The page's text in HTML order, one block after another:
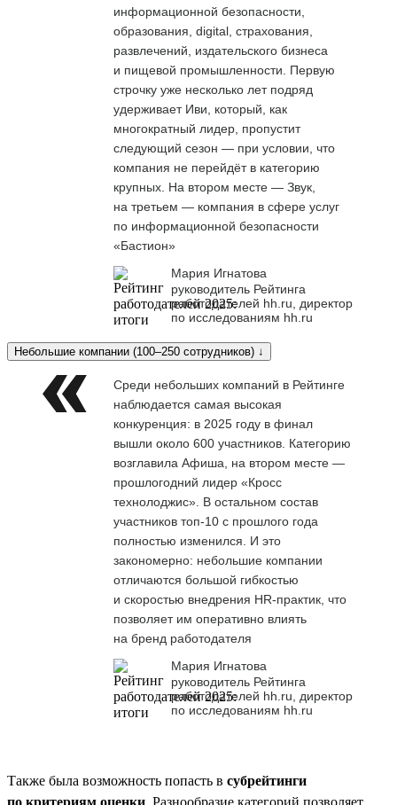
информационной безопасности,
образования, digital, страхования,
развлечений, издательского бизнеса
и пищевой промышленности. Первую
строчку уже несколько лет подряд
удерживает Иви, который, как
многократный лидер, пропустит
следующий сезон — при условии, что
компания не перейдёт в категорию
крупных. На втором месте — Звук,
на третьем — компания в сфере услуг
по информационной безопасности
«Бастион»
Мария Игнатова
руководитель Рейтинга
работодателей hh.ru, директор
по исследованиям hh.ru
Небольшие компании (100–250 сотрудников) ↓
Среди небольших компаний в Рейтинге
наблюдается самая высокая
конкуренция: в 2025 году в финал
вышли около 600 участников. Категорию
возглавила Афиша, на втором месте —
прошлогодний лидер «Кросс
технолоджис». В остальном состав
участников топ-10 с прошлого года
полностью изменился. И это
закономерно: небольшие компании
отличаются большой гибкостью
и скоростью внедрения HR-практик, что
позволяет им оперативно влиять
на бренд работодателя
Мария Игнатова
руководитель Рейтинга
работодателей hh.ru, директор
по исследованиям hh.ru
Также была возможность попасть в субрейтинги
по критериям оценки . Разнообразие категорий позволяет